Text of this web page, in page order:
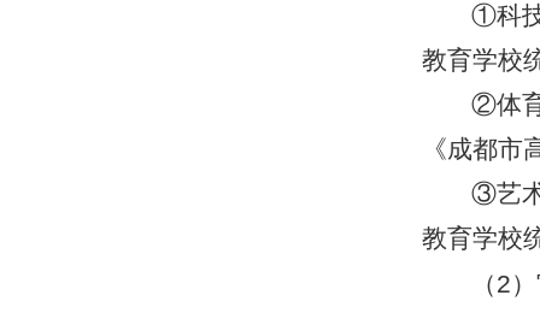
①科
教育学校
②体
《成都
③艺
教育学校
（2